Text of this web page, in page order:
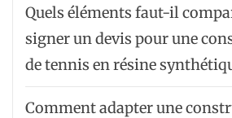
Quels éléments faut-il
signer un devis pour une
de tennis en résine
Comment adapter une